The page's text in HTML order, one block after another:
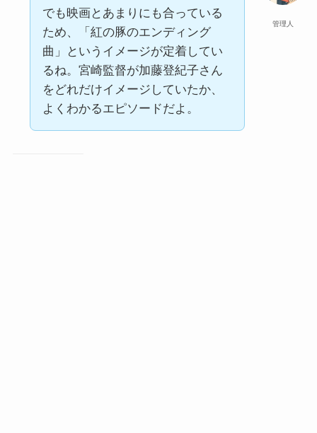
管理人
でも映画とあまりにも合っている
ため、「紅の豚のエンディング
曲」というイメージが定着してい
るね。宮崎監督が加藤登紀子さん
をどれだけイメージしていたか、
よくわかるエピソードだよ。